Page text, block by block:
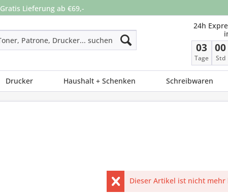
Gratis Lieferung ab €69,-
24h
03
Tage
00
Std
Drucker Haushalt + Schenken Schreibwaren
Dieser Artikel ist nicht mehr